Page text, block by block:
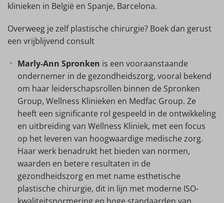
klinieken in België en Spanje, Barcelona.
Overweeg je zelf plastische chirurgie? Boek dan gerust
een vrijblijvend consult
Marly-Ann Spronken is een vooraanstaande
ondernemer in de gezondheidszorg, vooral bekend
om haar leiderschapsrollen binnen de Spronken
Group, Wellness Klinieken en Medfac Group. Ze
heeft een significante rol gespeeld in de ontwikkeling
en uitbreiding van Wellness Kliniek, met een focus
op het leveren van hoogwaardige medische zorg.
Haar werk benadrukt het bieden van normen,
waarden en betere resultaten in de
gezondheidszorg en met name esthetische
plastische chirurgie, dit in lijn met moderne ISO-